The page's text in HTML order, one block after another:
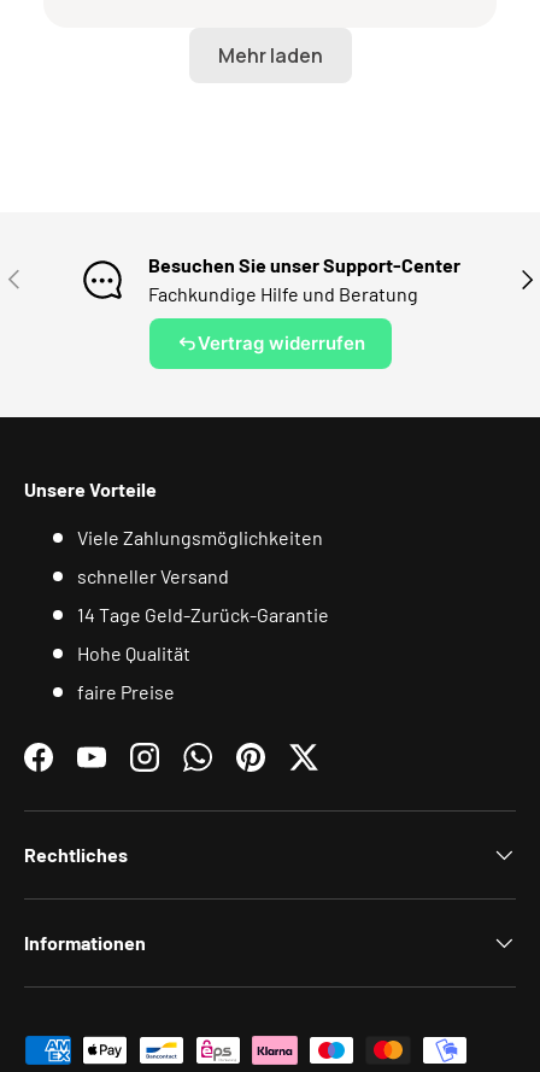
VORHERIGE
Besuchen Sie unser Support-Center
Fachkundige Hilfe und Beratung
Vertrag widerrufen
Unsere Vorteile
Viele Zahlungsmöglichkeiten
schneller Versand
14 Tage Geld-Zurück-Garantie
Hohe Qualität
faire Preise
FacebookYouTubeInstagramWhatsAppPinterestTwitter
Rechtliches
Informationen
Zahlungsmethoden